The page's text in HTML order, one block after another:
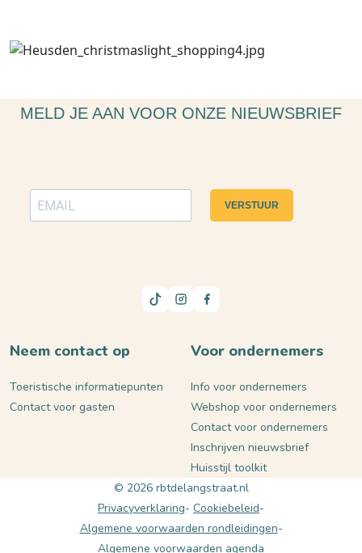
MELD JE AAN VOOR ONZE NIEUWSBRIEF
VERSTUUR
Neem contact op
Toeristische informatiepunten
Contact voor gasten
Voor ondernemers
Info voor ondernemers
Webshop voor ondernemers
Contact voor ondernemers
Inschrijven nieuwsbrief
Huisstijl toolkit
© 2026 rbtdelangstraat.nl
Privacyverklaring Cookiebeleid
Algemene voorwaarden rondleidingen
Algemene voorwaarden agenda